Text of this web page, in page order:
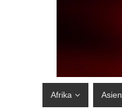
Afrika Asien